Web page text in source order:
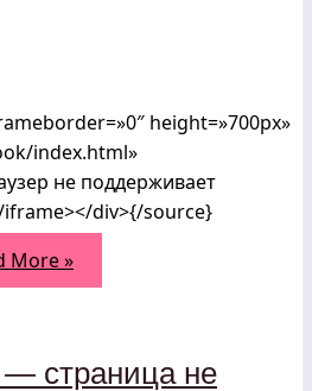
height=»700px»
index.html»
не поддерживает
div>{/source}
More »
страница не